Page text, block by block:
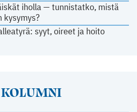
iholla — tunnistatko, mistä
kysymys?
syyt, oireet ja hoito
KOLUMNI